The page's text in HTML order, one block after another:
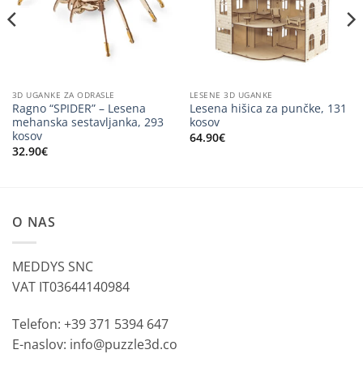
3D UGANKE ZA ODRASLE
Ragno “SPIDER” – Lesena
mehanska sestavljanka, 293
kosov
32.90€
LESENE 3D UGANKE
Lesena hišica za punčke, 131
kosov
64.90€
O NAS
MEDDYS SNC
VAT IT03644140984
Telefon: +39 371 5394 647
E-naslov: info@puzzle3d.co